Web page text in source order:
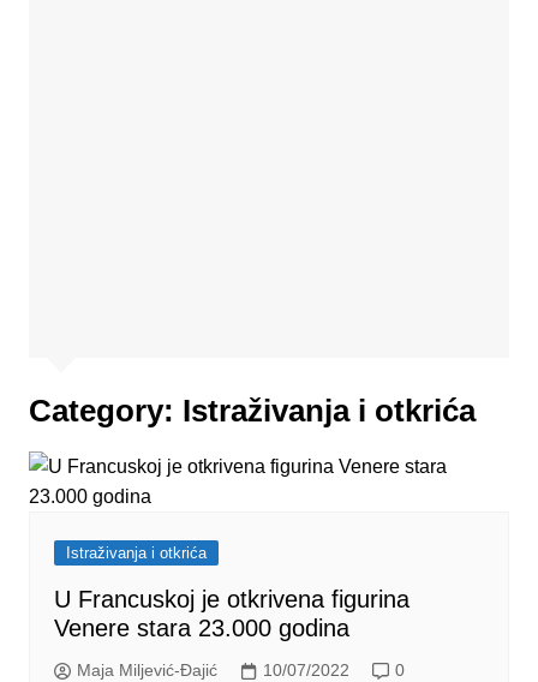
Category: Istraživanja i otkrića
Istraživanja i otkrića
U Francuskoj je otkrivena figurina
Venere stara 23.000 godina
Maja Miljević-Đajić 10/07/2022 0